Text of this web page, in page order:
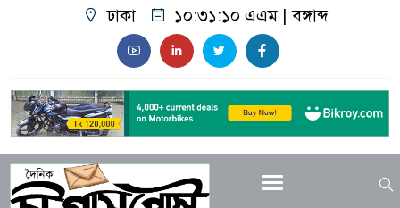
ঢাকা ১০:৩১:১১ এএম| বঙ্গাব্দ